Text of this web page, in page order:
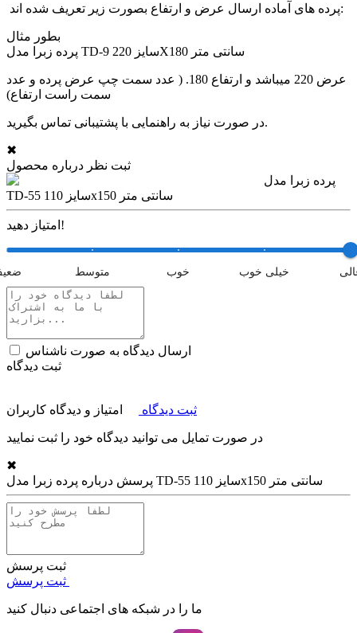
پرده های آماده ارسال عرض و ارتفاع بصورت زیر تعریف شده اند:
عرض 220 میباشد و ارتفاع 180. ( عدد سمت چپ عرض پرده و عدد
سمت راست ارتفاع)
در صورت نیاز به راهنمایی با پشتیبانی تماس بگیرید.
✖
ثبت نظر درباره محصول
پرده زبرا مدل
TD-55 سایز 110x150 سانتی متر
امتیاز دهید!
متوسط خوب خیلی خوب
ارسال دیدگاه به صورت ناشناس
ثبت دیدگاه
ثبت دیدگاه امتیاز و دیدگاه کاربران
در صورت تمایل می توانید دیدگاه خود را ثبت نمایید
✖
پرسش درباره
پرده زبرا مدل TD-55 سایز 110x150 سانتی متر
ثبت پرسش
ما را در شبکه های اجتماعی دنبال کنید